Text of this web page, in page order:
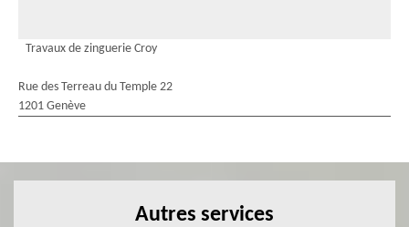
Travaux de zinguerie Croy
Rue des Terreau du Temple 22
1201 Genève
Autres services